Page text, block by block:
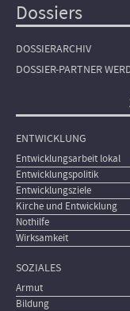
Dossiers
DOSSIERARCHIV
DOSSIER-PARTNER
ENTWICKLUNG
Entwicklungsarbeit lokal
Entwicklungspolitik
Entwicklungsziele
Kirche und Entwicklung
Nothilfe
Wirksamkeit
SOZIALES
Armut
Bildung